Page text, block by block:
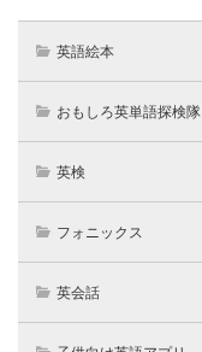
英語絵本
おもしろ英単語探検隊
英検
フォニックス
英会話